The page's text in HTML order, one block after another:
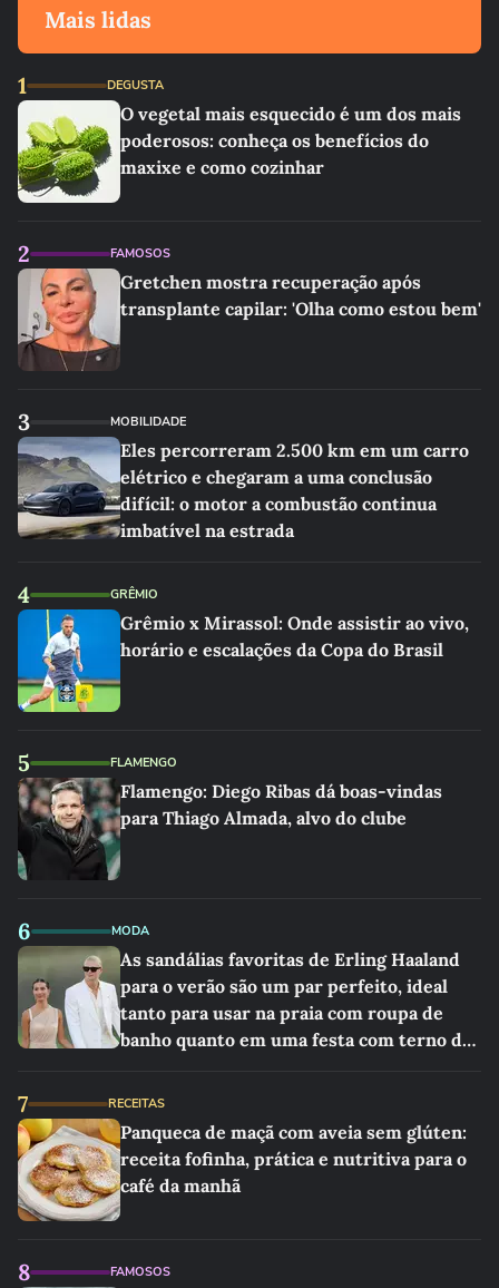
Mais lidas
1 DEGUSTA
O vegetal mais esquecido é um dos mais
poderosos: conheça os benefícios do
maxixe e como cozinhar
2 FAMOSOS
Gretchen mostra recuperação após
transplante capilar: 'Olha como estou bem'
3 MOBILIDADE
Eles percorreram 2.500 km em um carro
elétrico e chegaram a uma conclusão
difícil: o motor a combustão continua
imbatível na estrada
4 GRÊMIO
Grêmio x Mirassol: Onde assistir ao vivo,
horário e escalações da Copa do Brasil
5 FLAMENGO
Flamengo: Diego Ribas dá boas-vindas
para Thiago Almada, alvo do clube
6 MODA
As sandálias favoritas de Erling Haaland
para o verão são um par perfeito, ideal
tanto para usar na praia com roupa de
banho quanto em uma festa com terno de
7 RECEITAS
Panqueca de maçã com aveia sem glúten:
receita fofinha, prática e nutritiva para o
café da manhã
8 FAMOSOS